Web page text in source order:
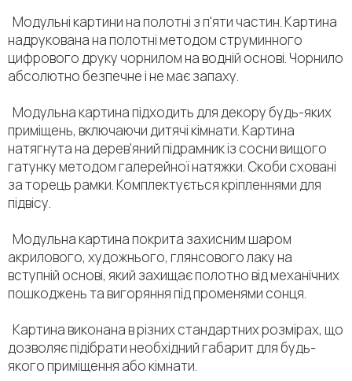
Модульні картини на полотні з п'яти частин. Картина
надрукована на полотні методом струминного
цифрового друку чорнилом на водній основі. Чорнило
абсолютно безпечне і не має запаху.
Модульна картина підходить для декору будь-яких
приміщень, включаючи дитячі кімнати. Картина
натягнута на дерев'яний підрамник із сосни вищого
гатунку методом галерейної натяжки. Скоби сховані
за торець рамки. Комплектується кріпленнями для
підвісу.
Модульна картина покрита захисним шаром
акрилового, художнього, глянсового лаку на
вступній основі, який захищає полотно від механічних
пошкоджень та вигоряння під променями сонця.
Картина виконана в різних стандартних розмірах, що
дозволяє підібрати необхідний габарит для будь-
якого приміщення або кімнати.